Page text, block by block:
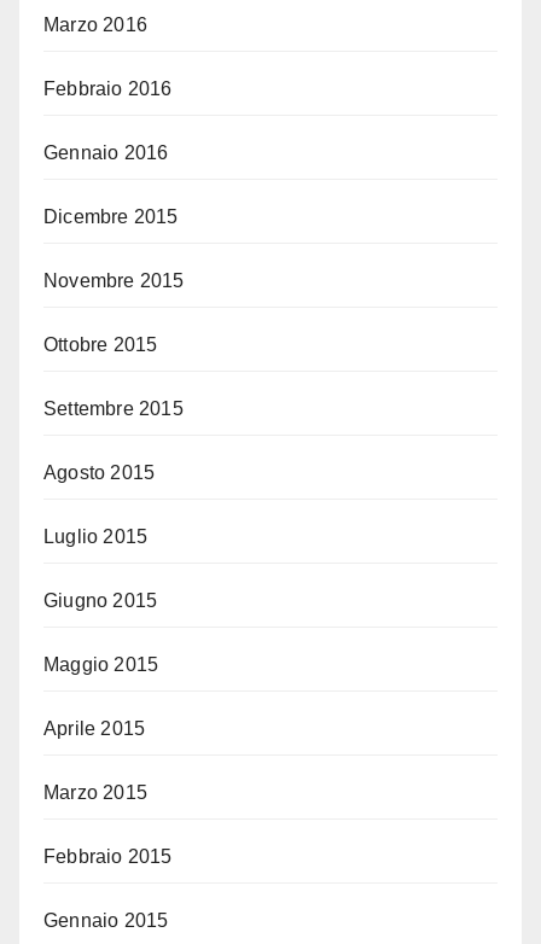
Marzo 2016
Febbraio 2016
Gennaio 2016
Dicembre 2015
Novembre 2015
Ottobre 2015
Settembre 2015
Agosto 2015
Luglio 2015
Giugno 2015
Maggio 2015
Aprile 2015
Marzo 2015
Febbraio 2015
Gennaio 2015